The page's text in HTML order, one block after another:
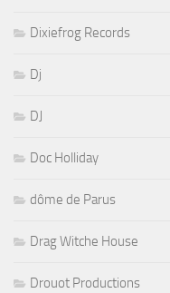
Dixiefrog Records
Dj
DJ
Doc Holliday
dôme de Parus
Drag Witche House
Drouot Productions